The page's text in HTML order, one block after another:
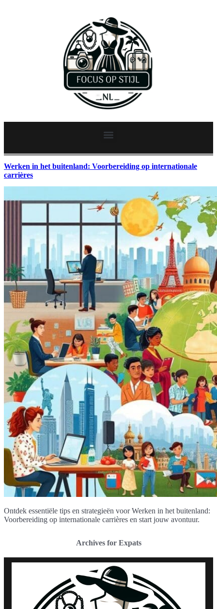
Werken in het buitenland: Voorbereiding op internationale
carrières
Ontdek essentiële tips en strategieën voor Werken in het buitenland:
Voorbereiding op internationale carrières en start jouw avontuur.
Archives for Expats